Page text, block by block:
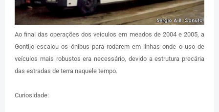
Ao final das operações dos veículos em meados de 2004 e 2005, a
Gontijo escalou os ônibus para rodarem em linhas onde o uso de
veículos mais robustos era necessário, devido a estrutura precária
das estradas de terra naquele tempo.
Curiosidade: